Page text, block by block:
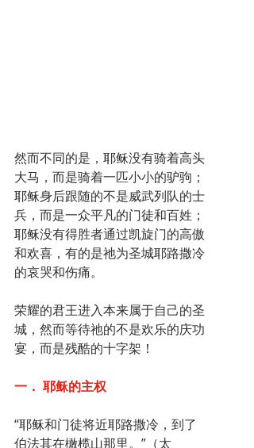
然而不同的是，耶稣没有骑着高头
大马，而是骑着一匹小小的驴驹；
耶稣身后跟随的不是威武列队的士
兵，而是一众平凡的门徒和百姓；
耶稣没有得胜者通过凯旋门的高傲
和欢喜，有的是祂为圣城耶路撒冷
的哀哭和伤痛。
荣耀的君王进入本来属于自己的圣
城，然而等待祂的不是欢乐的庆功
宴，而是残酷的十字架！
一． 耶稣的主权
“耶稣和门徒将近耶路撒冷，到了
伯法其在橄榄山那里。”（太